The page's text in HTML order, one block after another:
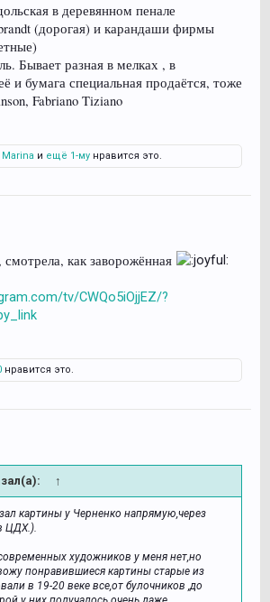
в деревянном пенале
(дорогая) и карандаши фирмы
Бывает разная в мелках , в
и бумага специальная продаётся, тоже
Fabriano Tiziano
Marina и ещё 1-му нравится это.
как заворожённая
tv/CWQo5iOjjEZ/?
нравится это.
↑
картины у Черненко напрямую,через
ЦДХ.).
художников у меня нет,но
понравившиеся картины старые из
в 19-20 веке все,от булочников ,до